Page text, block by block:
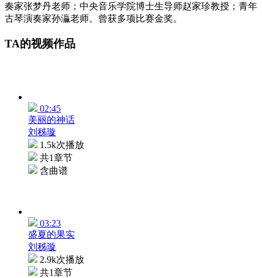
奏家张梦丹老师；中央音乐学院博士生导师赵家珍教授；青年
古琴演奏家孙灜老师。曾获多项比赛金奖。
TA的视频作品
02:45
美丽的神话
刘秭璇
1.5k次播放
共1章节
含曲谱
03:23
盛夏的果实
刘秭璇
2.9k次播放
共1章节